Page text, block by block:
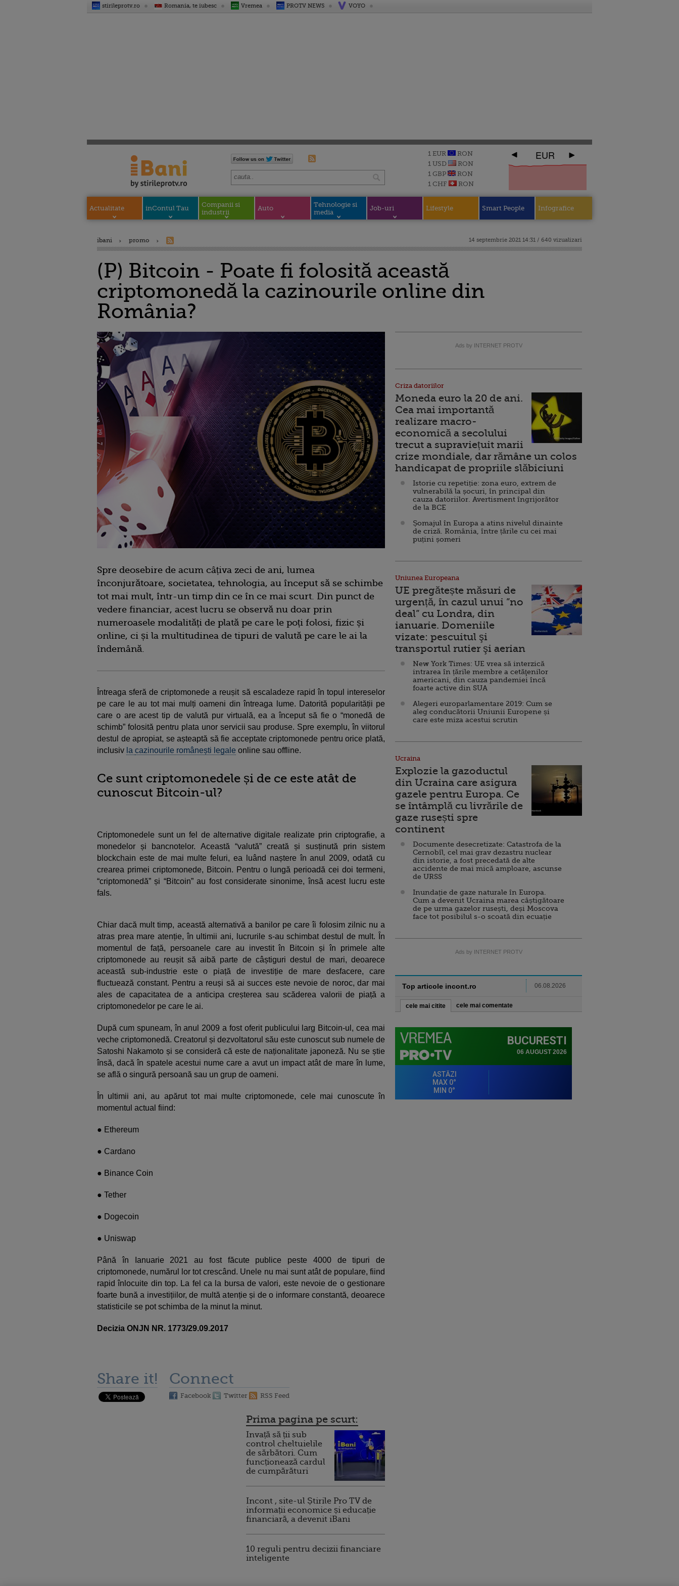
stirileprotv.ro Romania, te iubesc Vremea PROTV NEWS VOYO
1 EUR
RON
1 USD
RON
1 GBP
RON
1 CHF
RON
EUR
Actualitate inContul Tau
Companii si
industrii
Auto
Tehnologie si
media
Job-uri Lifestyle Smart People Infografice
ibani promo 14 septembrie 2021 14:31 / 640 vizualizari
(P) Bitcoin - Poate fi folosită această
criptomonedă la cazinourile online din
România?
Spre deosebire de acum câțiva zeci de ani, lumea
înconjurătoare, societatea, tehnologia, au început să se schimbe
tot mai mult, într-un timp din ce în ce mai scurt. Din punct de
vedere financiar, acest lucru se observă nu doar prin
numeroasele modalități de plată pe care le poți folosi, fizic și
online, ci și la multitudinea de tipuri de valută pe care le ai la
îndemână.
Întreaga sferă de criptomonede a reușit să escaladeze rapid în topul intereselor
pe care le au tot mai mulți oameni din întreaga lume. Datorită popularității pe
care o are acest tip de valută pur virtuală, ea a început să fie o “monedă de
schimb” folosită pentru plata unor servicii sau produse. Spre exemplu, în viitorul
destul de apropiat, se așteaptă să fie acceptate criptomonede pentru orice plată,
inclusiv la cazinourile românești legale online sau offline.
Ce sunt criptomonedele și de ce este atât de
cunoscut Bitcoin-ul?
Criptomonedele sunt un fel de alternative digitale realizate prin criptografie, a
monedelor și bancnotelor. Această “valută” creată și susținută prin sistem
blockchain este de mai multe feluri, ea luând naștere în anul 2009, odată cu
crearea primei criptomonede, Bitcoin. Pentru o lungă perioadă cei doi termeni,
“criptomonedă” și “Bitcoin” au fost considerate sinonime, însă acest lucru este
fals.
Chiar dacă mult timp, această alternativă a banilor pe care îi folosim zilnic nu a
atras prea mare atenție, în ultimii ani, lucrurile s-au schimbat destul de mult. În
momentul de față, persoanele care au investit în Bitcoin și în primele alte
criptomonede au reușit să aibă parte de câștiguri destul de mari, deoarece
această sub-industrie este o piață de investiție de mare desfacere, care
fluctuează constant. Pentru a reuși să ai succes este nevoie de noroc, dar mai
ales de capacitatea de a anticipa creșterea sau scăderea valorii de piață a
criptomonedelor pe care le ai.
După cum spuneam, în anul 2009 a fost oferit publicului larg Bitcoin-ul, cea mai
veche criptomonedă. Creatorul și dezvoltatorul său este cunoscut sub numele de
Satoshi Nakamoto și se consideră că este de naționalitate japoneză. Nu se știe
însă, dacă în spatele acestui nume care a avut un impact atât de mare în lume,
se află o singură persoană sau un grup de oameni.
În ultimii ani, au apărut tot mai multe criptomonede, cele mai cunoscute în
momentul actual fiind:
● Ethereum
● Cardano
● Binance Coin
● Tether
● Dogecoin
● Uniswap
Până în Ianuarie 2021 au fost făcute publice peste 4000 de tipuri de
criptomonede, numărul lor tot crescând. Unele nu mai sunt atât de populare, fiind
rapid înlocuite din top. La fel ca la bursa de valori, este nevoie de o gestionare
foarte bună a investițiilor, de multă atenție și de o informare constantă, deoarece
statisticile se pot schimba de la minut la minut.
Decizia ONJN NR. 1773/29.09.2017
Share it! Connect
Facebook Twitter RSS Feed
Prima pagina pe scurt:
Invață să ții sub
control cheltuielile
de sărbători. Cum
funcționează cardul
de cumpărături
Incont , site-ul Știrile Pro TV de
informații economice și educație
financiară, a devenit iBani
10 reguli pentru decizii financiare
inteligente
Ads by INTERNET PROTV
Criza datoriilor
Moneda euro la 20 de ani.
Cea mai importantă
realizare macro-
economică a secolului
trecut a supraviețuit marii
crize mondiale, dar rămâne un colos
handicapat de propriile slăbiciuni
Istorie cu repetiție: zona euro, extrem de
vulnerabilă la șocuri, în principal din
cauza datoriilor. Avertisment îngrijorător
de la BCE
Șomajul în Europa a atins nivelul dinainte
de criză. România, între țările cu cei mai
puțini șomeri
Uniunea Europeana
UE pregătește măsuri de
urgență, în cazul unui ”no
deal” cu Londra, din
ianuarie. Domeniile
vizate: pescuitul şi
transportul rutier şi aerian
New York Times: UE vrea să interzică
intrarea în țările membre a cetăţenilor
americani, din cauza pandemiei încă
foarte active din SUA
Alegeri europarlamentare 2019: Cum se
aleg conducătorii Uniunii Europene și
care este miza acestui scrutin
Ucraina
Explozie la gazoductul
din Ucraina care asigura
gazele pentru Europa. Ce
se întâmplă cu livrările de
gaze rusești spre
continent
Documente desecretizate: Catastrofa de la
Cernobîl, cel mai grav dezastru nuclear
din istorie, a fost precedată de alte
accidente de mai mică amploare, ascunse
de URSS
Inundație de gaze naturale în Europa.
Cum a devenit Ucraina marea câștigătoare
de pe urma gazelor rusești, deși Moscova
face tot posibilul s-o scoată din ecuație
Ads by INTERNET PROTV
Top articole incont.ro 06.08.2026
cele mai citite cele mai comentate